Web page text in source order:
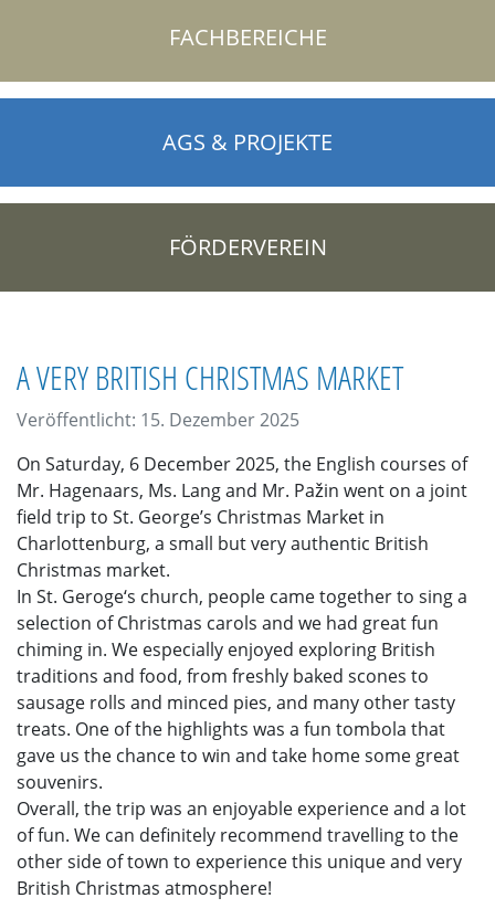
FACHBEREICHE
AGS & PROJEKTE
FÖRDERVEREIN
A VERY BRITISH CHRISTMAS MARKET
Veröffentlicht: 15. Dezember 2025
On Saturday, 6 December 2025, the English courses of
Mr. Hagenaars, Ms. Lang and Mr. Pažin went on a joint
field trip to St. George’s Christmas Market in
Charlottenburg, a small but very authentic British
Christmas market.
In St. Geroge‘s church, people came together to sing a
selection of Christmas carols and we had great fun
chiming in. We especially enjoyed exploring British
traditions and food, from freshly baked scones to
sausage rolls and minced pies, and many other tasty
treats. One of the highlights was a fun tombola that
gave us the chance to win and take home some great
souvenirs.
Overall, the trip was an enjoyable experience and a lot
of fun. We can definitely recommend travelling to the
other side of town to experience this unique and very
British Christmas atmosphere!